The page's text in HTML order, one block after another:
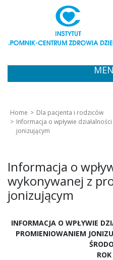
Home
Dla pacjenta i rodziców
Informacja o wpływie
jonizującym
Informacja o
wykonywanej z
jonizującym
INFORMACJA O WPŁYWIE
PROMIENIOWANIEM